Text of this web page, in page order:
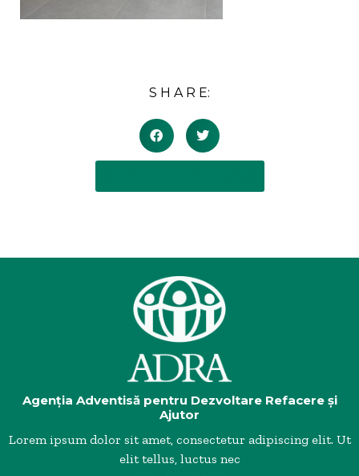
S H A R E:
Agenția Adventisă pentru Dezvoltare Refacere și
Ajutor
Lorem ipsum dolor sit amet, consectetur adipiscing elit. Ut
elit tellus, luctus nec